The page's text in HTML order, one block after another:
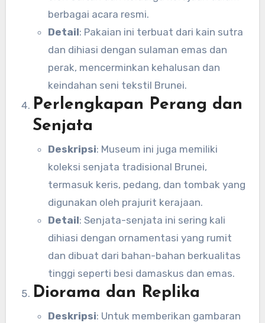
berbagai acara resmi.
Detail: Pakaian ini terbuat dari kain sutra
dan dihiasi dengan sulaman emas dan
perak, mencerminkan kehalusan dan
keindahan seni tekstil Brunei.
Perlengkapan Perang dan
Senjata
Deskripsi: Museum ini juga memiliki
koleksi senjata tradisional Brunei,
termasuk keris, pedang, dan tombak yang
digunakan oleh prajurit kerajaan.
Detail: Senjata-senjata ini sering kali
dihiasi dengan ornamentasi yang rumit
dan dibuat dari bahan-bahan berkualitas
tinggi seperti besi damaskus dan emas.
Diorama dan Replika
Deskripsi: Untuk memberikan gambaran